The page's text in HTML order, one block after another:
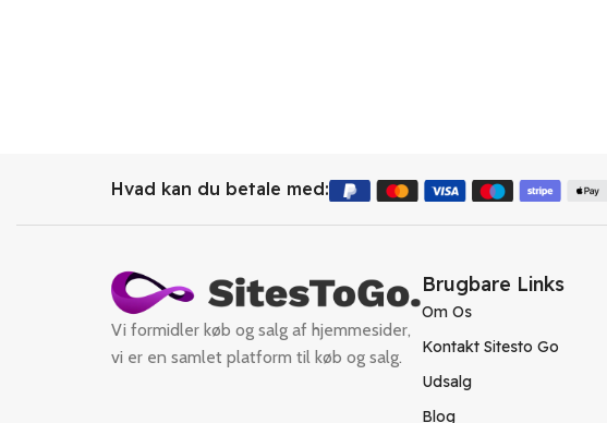
Hvad kan du betale med:
Vi formidler køb og salg af hjemmesider,
vi er en samlet platform til køb og salg.
Brugbare Links
Om Os
Kontakt Sitesto Go
Udsalg
Blog